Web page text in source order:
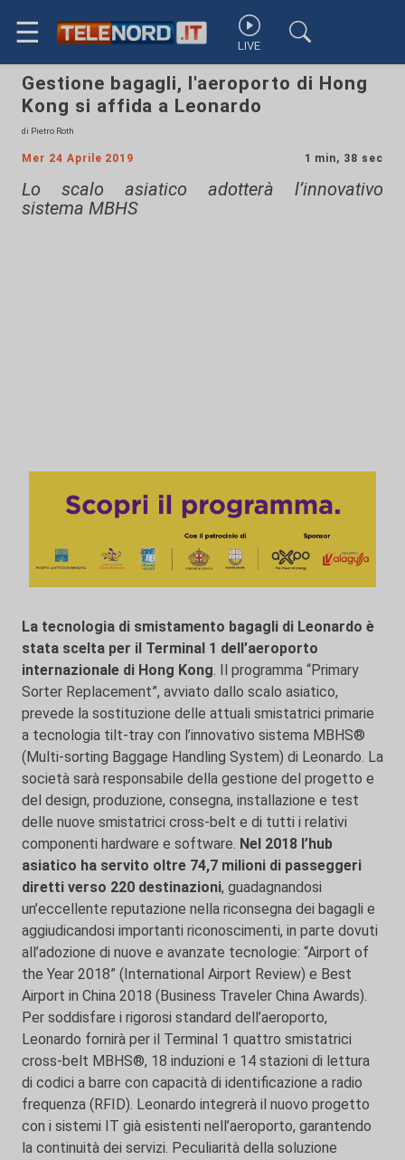
☰ LIVE
Gestione bagagli, l'aeroporto di Hong
Kong si affida a Leonardo
di Pietro Roth
Mer 24 Aprile 2019 1 min, 38 sec
Lo scalo asiatico adotterà l’innovativo
sistema MBHS
La tecnologia di smistamento bagagli di Leonardo è
stata scelta per il Terminal 1 dell’aeroporto
internazionale di Hong Kong. Il programma “Primary
Sorter Replacement”, avviato dallo scalo asiatico,
prevede la sostituzione delle attuali smistatrici primarie
a tecnologia tilt-tray con l’innovativo sistema MBHS®
(Multi-sorting Baggage Handling System) di Leonardo. La
società sarà responsabile della gestione del progetto e
del design, produzione, consegna, installazione e test
delle nuove smistatrici cross-belt e di tutti i relativi
componenti hardware e software. Nel 2018 l’hub
asiatico ha servito oltre 74,7 milioni di passeggeri
diretti verso 220 destinazioni, guadagnandosi
un’eccellente reputazione nella riconsegna dei bagagli e
aggiudicandosi importanti riconoscimenti, in parte dovuti
all’adozione di nuove e avanzate tecnologie: “Airport of
the Year 2018” (International Airport Review) e Best
Airport in China 2018 (Business Traveler China Awards).
Per soddisfare i rigorosi standard dell’aeroporto,
Leonardo fornirà per il Terminal 1 quattro smistatrici
cross-belt MBHS®, 18 induzioni e 14 stazioni di lettura
di codici a barre con capacità di identificazione a radio
frequenza (RFID). Leonardo integrerà il nuovo progetto
con i sistemi IT già esistenti nell’aeroporto, garantendo
la continuità dei servizi. Peculiarità della soluzione